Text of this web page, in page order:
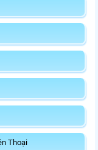
Thoại